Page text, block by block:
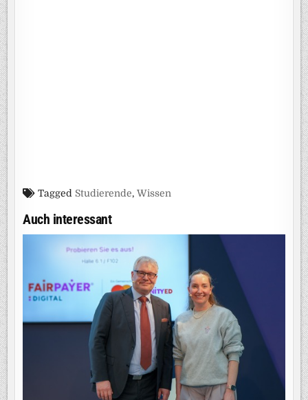
Tagged Studierende,Wissen
Auch interessant